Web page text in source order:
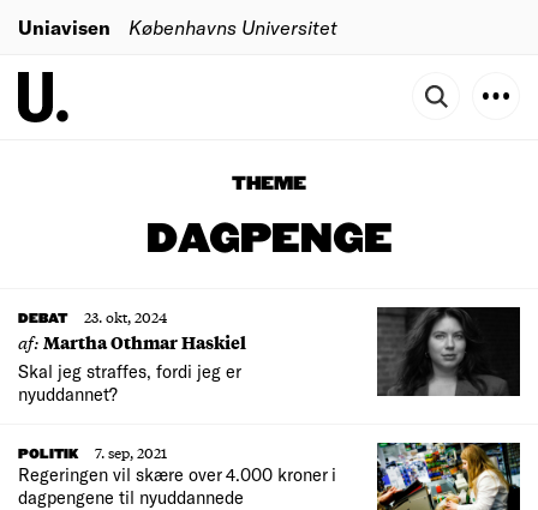
Uniavisen Københavns Universitet
THEME
DAGPENGE
DEBAT 23. okt, 2024
af:Martha Othmar Haskiel
Skal jeg straffes, fordi jeg er
nyuddannet?
POLITIK
7. sep, 2021
Regeringen vil skære over 4.000 kroner i
dagpengene til nyuddannede